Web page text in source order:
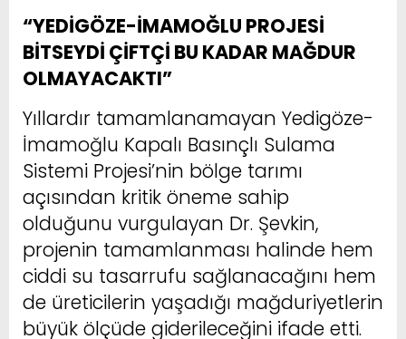
“YEDİGÖZE-İMAMOĞLU PROJESİ
BİTSEYDİ ÇİFTÇİ BU KADAR MAĞDUR
OLMAYACAKTI”
Yıllardır tamamlanamayan Yedigöze-
İmamoğlu Kapalı Basınçlı Sulama
Sistemi Projesi’nin bölge tarımı
açısından kritik öneme sahip
olduğunu vurgulayan Dr. Şevkin,
projenin tamamlanması halinde hem
ciddi su tasarrufu sağlanacağını hem
de üreticilerin yaşadığı mağduriyetlerin
büyük ölçüde giderileceğini ifade etti.